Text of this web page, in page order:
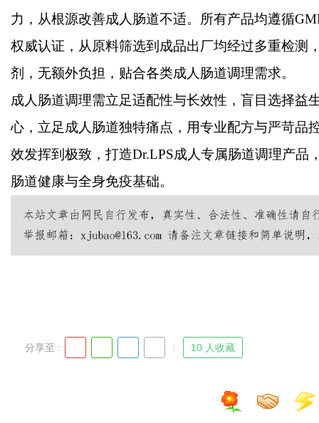
力，从根源改善成人肠道不适。所有产品均遵循
权威认证，从原料筛选到成品出厂均经过多重检测
剂，无额外负担，贴合各类成人肠道调理需求。
成人肠道调理需立足适配性与长效性，盲目选择益
心，立足成人肠道独特痛点，用专业配方与严苛品
效发挥到极致，打造Dr.LPS成人专属肠道调理产
肠道健康与全身免疫基础。
分享至 : 10 人收藏